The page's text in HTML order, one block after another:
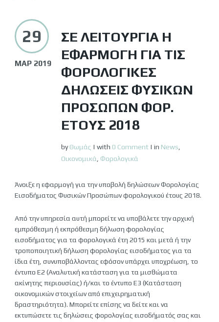
29
ΜΑΡ 2019
ΣΕ ΛΕΙΤΟΥΡΓΊΑ Η
ΕΦΑΡΜΟΓΉ ΓΙΑ ΤΙΣ
ΦΟΡΟΛΟΓΙΚΈΣ
ΔΗΛΏΣΕΙΣ ΦΥΣΙΚΏΝ
ΠΡΟΣΏΠΩΝ ΦΟΡ.
ΈΤΟΥΣ 2018
byΘωμάς | with 0 Comment | in News
Οικονομικά
Φορολογικά
Άνοιξε η εφαρμογή για την υποβολή δηλώσεων Φορολογίας
Εισοδήματος Φυσικών Προσώπων φορολογικού έτους 2018.
Από την υπηρεσία αυτή μπορείτε να υποβάλετε την αρχική
εμπρόθεσμη ή εκπρόθεσμη δήλωση φορολογίας
εισοδήματος για τα φορολογικά έτη 2015 και μετά ή την
τροποποιητική δήλωση φορολογίας εισοδήματος για τα
ίδια έτη, συνυποβάλλοντας εφόσον υπάρχει υποχρέωση, το
έντυπο Ε2 (Αναλυτική κατάσταση για τα μισθώματα
ακίνητης περιουσίας) ή/και το έντυπο Ε3 (Κατάσταση
οικονομικών στοιχείων από επιχειρηματική
δραστηριότητα). Μπορείτε επίσης να δείτε και να
εκτυπώσετε τις δηλώσεις φορολογίας εισοδήματός σας και